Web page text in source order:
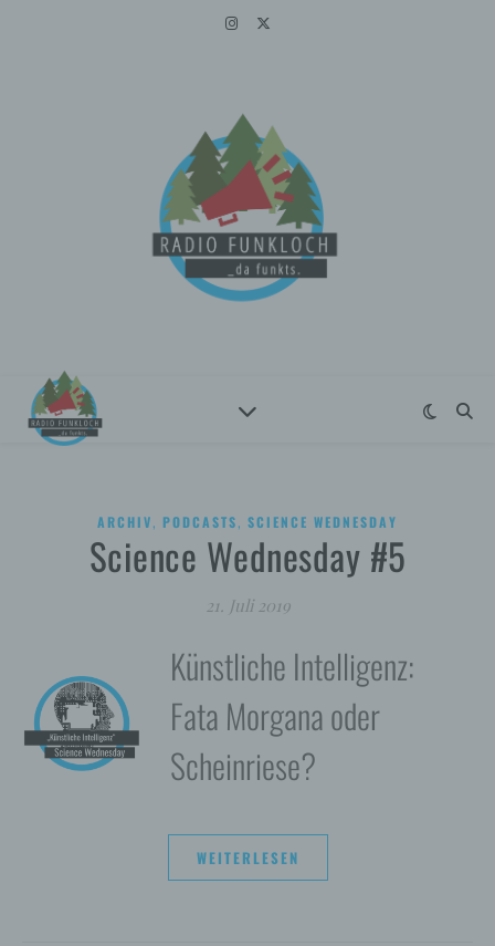
ARCHIV, PODCASTS, SCIENCE WEDNESDAY
Science Wednesday #5
21. Juli 2019
Künstliche Intelligenz:
Fata Morgana oder
Scheinriese?
WEITERLESEN